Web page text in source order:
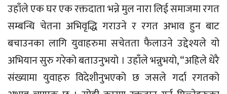
उहाँले एक घर एक रक्तदाता भन्ने मुल नारा लिई समाजमा रगत
सम्बन्धि चेतना अभिवृद्धि गराउने र रगत अभाव हुन बाट
बचाउनका लागि युवाहरुमा सचेतता फैलाउने उद्देश्यले यो
अभियान सुरु गरेको बताउनुभयो । उहाँले भन्नुभयो, “अहिले धेरै
संख्यामा युवाहरु विदेशीनुभएको छ जसले गर्दा रगतको